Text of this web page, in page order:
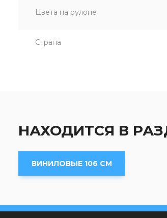
Цвета на рулоне
Страна
НАХОДИТСЯ В
ВИНИЛОВЫЕ 106 СМ